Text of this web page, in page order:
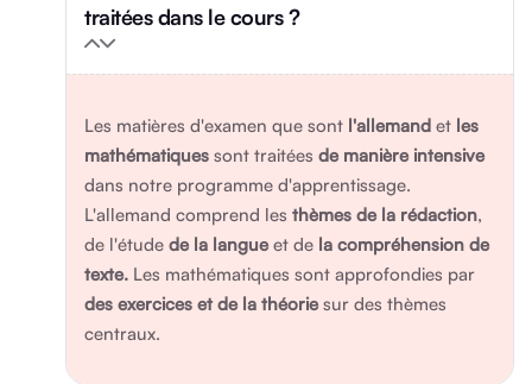
traitées dans le cours ?
Les matières d'examen que sont l'allemand et les
mathématiques sont traitées de manière intensive
dans notre programme d'apprentissage.
L'allemand comprend les thèmes de la rédaction,
de l'étude de la langue et de la compréhension de
texte. Les mathématiques sont approfondies par
des exercices et de la théorie sur des thèmes
centraux.